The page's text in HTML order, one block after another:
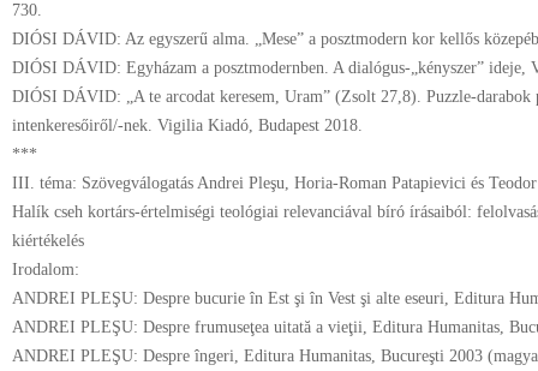
730.
DIÓSI DÁVID: Az egyszerű alma. „Mese” a posztmodern kor kellős
DIÓSI DÁVID: Egyházam a posztmodernben. A dialógus-„kényszer” ideje,
DIÓSI DÁVID: „A te arcodat keresem, Uram” (Zsolt 27,8). Puzzle-darabok
intenkeresőiről/-nek. Vigilia Kiadó, Budapest 2018.
***
III. téma: Szövegválogatás Andrei Pleşu, Horia-Roman Patapievici és
Halík cseh kortárs-értelmiségi teológiai relevanciával bíró írásaiból:
kiértékelés
Irodalom:
ANDREI PLEŞU: Despre bucurie în Est şi în Vest şi alte eseuri, Editura
ANDREI PLEŞU: Despre frumuseţea uitată a vieţii, Editura Humanitas,
ANDREI PLEŞU: Despre îngeri, Editura Humanitas, Bucureşti 2003